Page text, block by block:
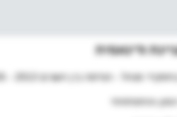
ודינאמית
מנהל - הנדסה בין השנים 2013 - 2026
והתפתחתי